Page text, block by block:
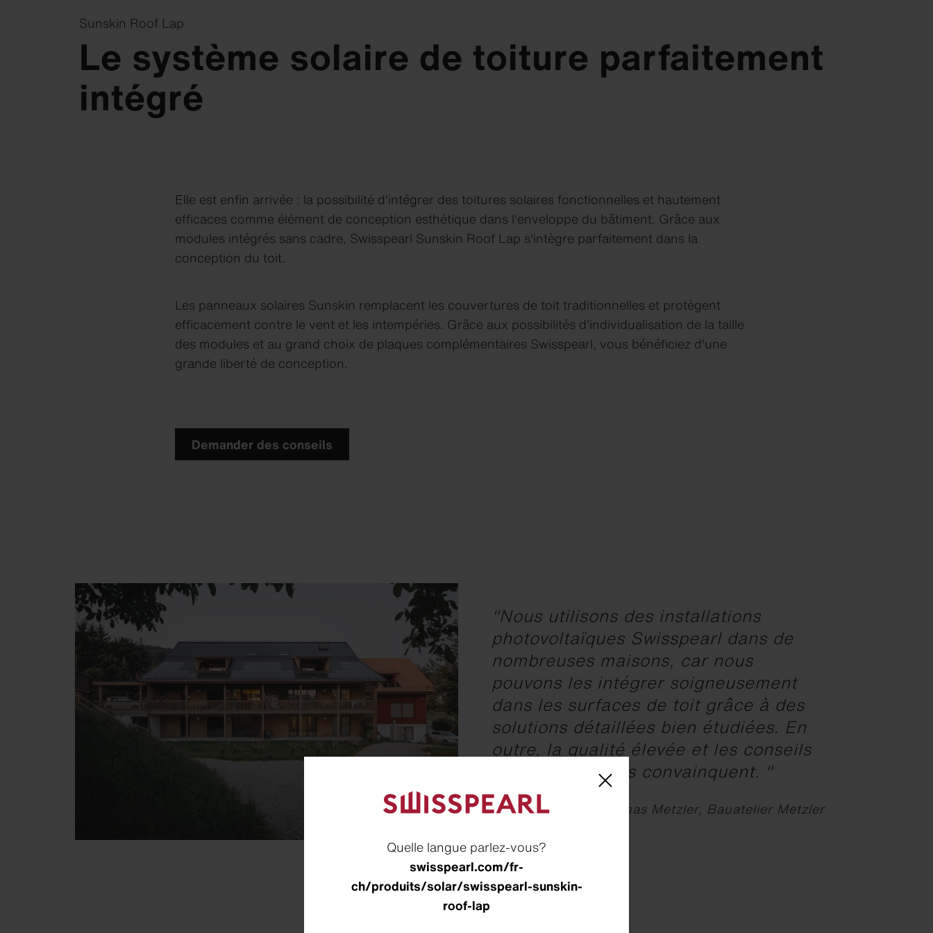
Quelle langue parlez-vous?
swisspearl.com/fr-
ch/produits/solar/swisspearl-sunskin-
roof-lap
Sunskin Roof Lap
Le système solaire de toiture parfaitement
intégré
Elle est enfin arrivée : la possibilité d'intégrer des toitures solaires fonctionnelles et hautement
efficaces comme élément de conception esthétique dans l'enveloppe du bâtiment. Grâce aux
modules intégrés sans cadre, Swisspearl Sunskin Roof Lap s'intègre parfaitement dans la
conception du toit.
Les panneaux solaires Sunskin remplacent les couvertures de toit traditionnelles et protègent
efficacement contre le vent et les intempéries. Grâce aux possibilités d'individualisation de la taille
des modules et au grand choix de plaques complémentaires Swisspearl, vous bénéficiez d'une
grande liberté de conception.
Demander des conseils
"Nous utilisons des installations
photovoltaïques Swisspearl dans de
nombreuses maisons, car nous
pouvons les intégrer soigneusement
dans les surfaces de toit grâce à des
solutions détaillées bien étudiées. En
outre, la qualité élevée et les conseils
compétents nous convainquent. "
Thomas Metzler, Bauatelier Metzler